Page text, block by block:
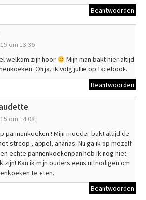
Beantwoorden
om 13:36
welkom zijn hoor
Mijn man bakt hier altijd
Oh ja, ik volg jullie op facebook.
Beantwoorden
om 14:08
pannenkoeken ! Mijn moeder bakt altijd de
stroop , appel, ananas. Nu ga ik op mezelf
echte pannenkoekenpan heb ik nog niet.
zijn! Kan ik mijn ouders eens uitnodigen om
te eten.
Beantwoorden